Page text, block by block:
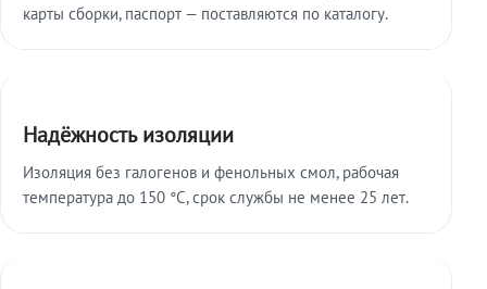
карты сборки, паспорт — поставляются по каталогу.
Надёжность изоляции
Изоляция без галогенов и фенольных смол, рабочая
температура до 150 °C, срок службы не менее 25 лет.